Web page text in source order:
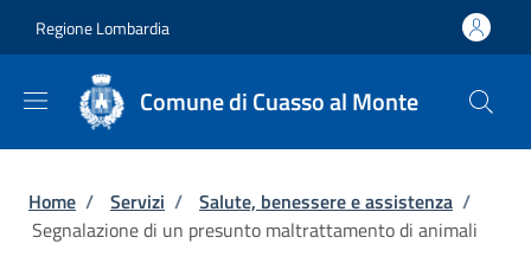
Regione Lombardia
Comune di Cuasso al Monte
Briciole di pane
Home / Servizi / Salute, benessere e assistenza /
Segnalazione di un presunto maltrattamento di animali